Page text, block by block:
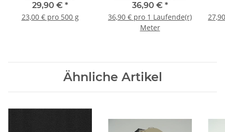
29,90 € *
23,00 € pro 500 g
36,90 € *
36,90 € pro 1 Laufende(r)
Meter
Ähnliche Artikel